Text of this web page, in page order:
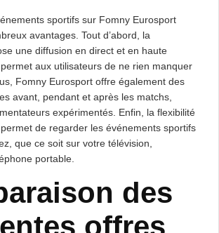
sportifs sur Fomny Eurosport
avantages. Tout d’abord, la
une diffusion en direct et en haute
aux utilisateurs de ne rien manquer
Fomny Eurosport offre également des
avant, pendant et après les matchs,
expérimentés. Enfin, la flexibilité
de regarder les événements sportifs
que ce soit sur votre télévision,
portable.
des